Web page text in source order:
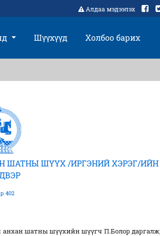
Алдаа мэдээлэх
Шүүхүүд Холбоо барих
ШАТНЫ ШҮҮХ /ИРГЭНИЙ ХЭРЭГ/ИЙН
402
шатны шүүхийн шүүгч П.Болор даргалж,